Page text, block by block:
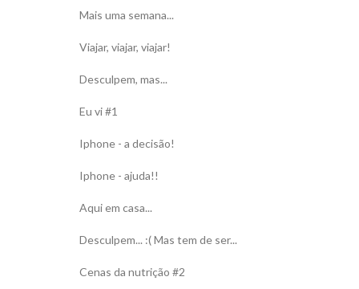
Mais uma semana...
Viajar, viajar, viajar!
Desculpem, mas...
Eu vi #1
Iphone - a decisão!
Iphone - ajuda!!
Aqui em casa...
Desculpem... :( Mas tem de ser...
Cenas da nutrição #2